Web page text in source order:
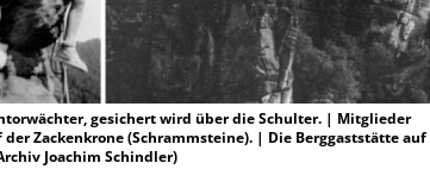
gesichert wird über die Schulter. | Mitglieder
Zackenkrone (Schrammsteine). | Die Berggaststätte auf
Joachim Schindler)